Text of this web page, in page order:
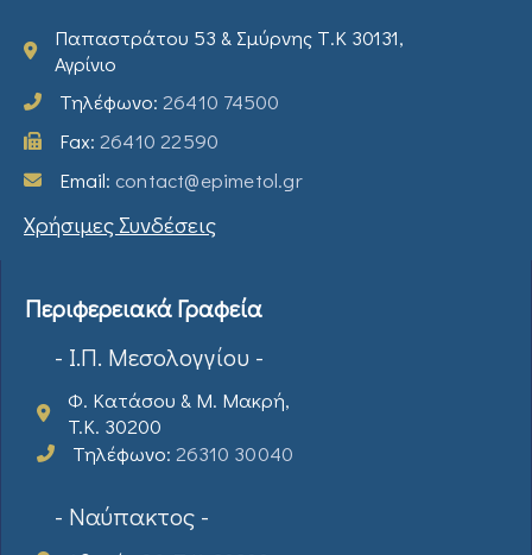
Παπαστράτου 53 & Σμύρνης Τ.Κ 30131,
Αγρίνιο
Τηλέφωνο: 26410 74500
Fax: 26410 22590
Email: contact@epimetol.gr
Χρήσιμες Συνδέσεις
Περιφερειακά Γραφεία
- Ι.Π. Μεσολογγίου -
Φ. Κατάσου & Μ. Μακρή,
T.K. 30200
Τηλέφωνο: 26310 30040
- Ναύπακτος -